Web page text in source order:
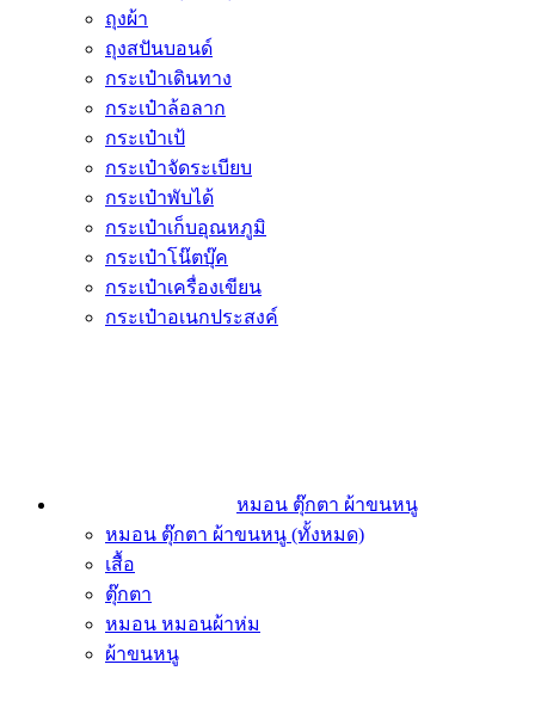
ถุงผ้า
ถุงสปันบอนด์
กระเป๋าเดินทาง
กระเป๋าล้อลาก
กระเป๋าเป้
กระเป๋าจัดระเบียบ
กระเป๋าพับได้
กระเป๋าเก็บอุณหภูมิ
กระเป๋าโน๊ตบุ๊ค
กระเป๋าเครื่องเขียน
กระเป๋าอเนกประสงค์
หมอน ตุ๊กตา ผ้าขนหนู
หมอน ตุ๊กตา ผ้าขนหนู (ทั้งหมด)
เสื้อ
ตุ๊กตา
หมอน หมอนผ้าห่ม
ผ้าขนหนู